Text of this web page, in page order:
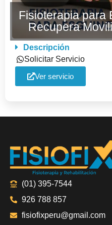
Fisioterapia para
Recupera
Descripción
Solicitar Servicio
Ver servicio
(01) 395-7544
926 788 857
fisiofixperu@gmail.com